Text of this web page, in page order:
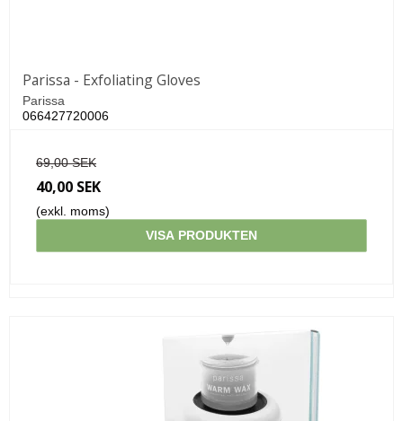
Parissa - Exfoliating Gloves
Parissa
066427720006
69,00 SEK
40,00 SEK
(exkl. moms)
VISA PRODUKTEN